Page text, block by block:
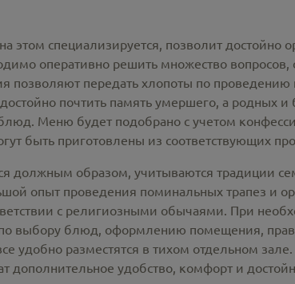
этом специализируется, позволит достойно
оперативно решить множество
позволяют передать хлопоты по
почтить память умершего, а родных
Меню будет подобрано с учетом
быть приготовлены из соответствующих
должным образом, учитываются традиции
опыт проведения поминальных трапез и
с религиозными обычаями. При
выбору блюд, оформлению помещения,
удобно разместятся в тихом отдельном
дополнительное удобство, комфорт и